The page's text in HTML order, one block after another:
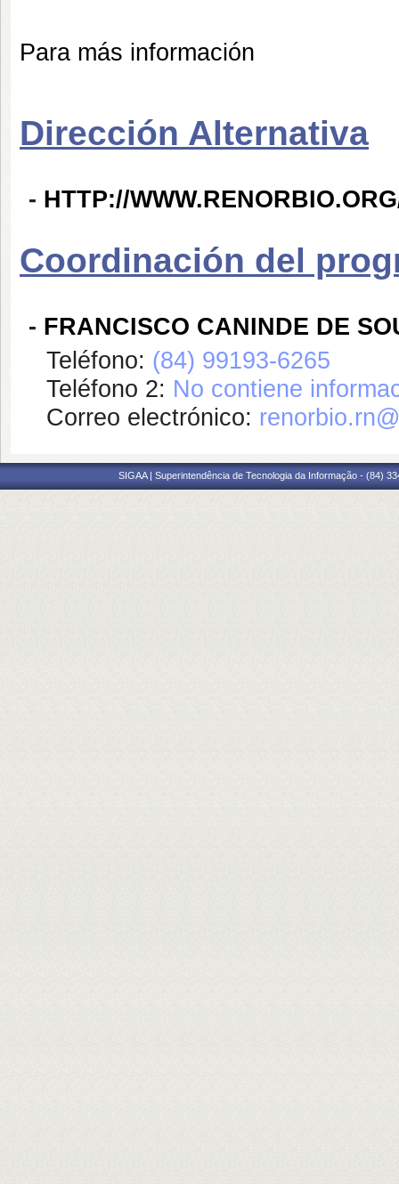
Para más información
Dirección Alternativa
- HTTP://
Coordinación del
- FRANCISCO CANINDE DE
Teléfono: (84) 99193-6265
Teléfono 2: No contiene
Correo electrónico:
SIGAA | Superintendência de Tecnologia da Informação - (84)